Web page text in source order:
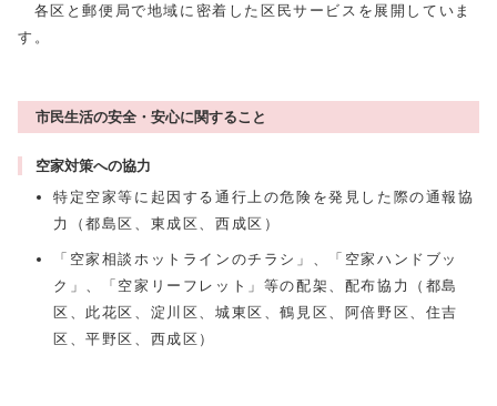
各区と郵便局で地域に密着した区民サービスを展開していま
す。
市民生活の安全・安心に関すること
空家対策への協力
特定空家等に起因する通行上の危険を発見した際の通報協
力（都島区、東成区、西成区）
「空家相談ホットラインのチラシ」、「空家ハンドブッ
ク」、「空家リーフレット」等の配架、配布協力（都島
区、此花区、淀川区、城東区、鶴見区、阿倍野区、住吉
区、平野区、西成区）